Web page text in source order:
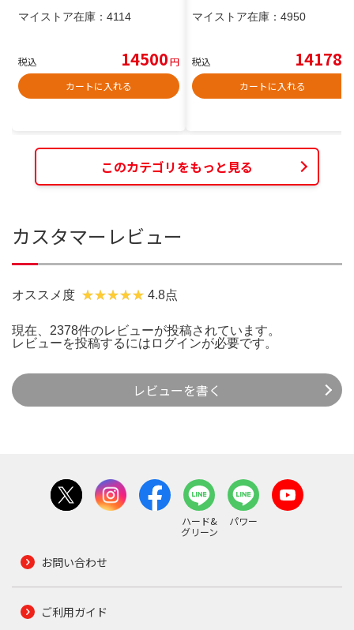
マイストア在庫： 4114
税込 14500円
カートに入れる
マイストア在庫： 4950
税込 14178
カートに入れる
このカテゴリをもっと見る
カスタマーレビュー
オススメ度 4.8点
現在、2378件のレビューが投稿されています。
レビューを投稿するには ログインが必要です。
レビューを書く
ハード&
グリーン
パワー
お問い合わせ
ご利用ガイド